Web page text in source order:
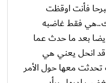
فأنت اوقظت
فقط غاضبه
بعد ما حدث عما
انحل يعني هي
معها حول الأمر